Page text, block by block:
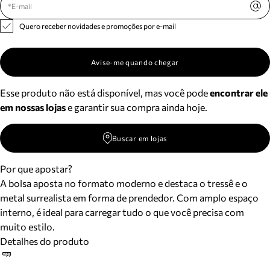
Quero receber novidades e promoções por e-mail
Avise-me quando chegar
Esse produto não está disponível, mas você podeencontrar ele
em nossas lojase garantir sua compra ainda hoje.
Buscar em lojas
Por que apostar?
A bolsa aposta no formato moderno e destaca o tressê e o
metal surrealista em forma de prendedor. Com amplo espaço
interno, é ideal para carregar tudo o que você precisa com
muito estilo.
Detalhes do produto